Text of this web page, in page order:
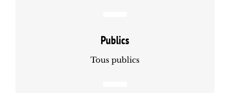
Publics
Tous publics